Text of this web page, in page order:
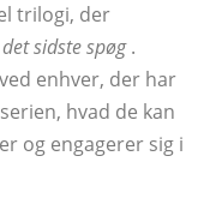
trilogi, der
sidste spøg.
enhver, der har
hvad de kan
og engagerer sig i